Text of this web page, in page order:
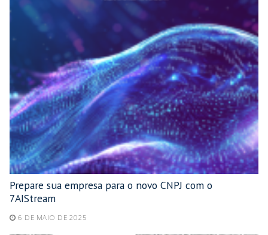
Prepare sua empresa para o novo CNPJ com o
7AIStream
6 DE MAIO DE 2025